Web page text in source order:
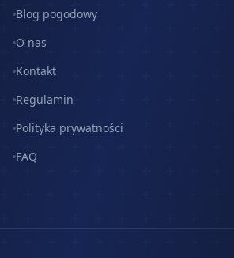
Blog pogodowy
O nas
Kontakt
Regulamin
Polityka prywatności
FAQ